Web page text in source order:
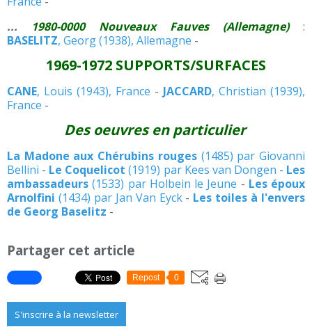
...
1980-0000 Nouveaux Fauves (Allemagne):
BASELITZ, Georg (1938), Allemagne -
1969-1972 SUPPORTS/SURFACES
CANE, Louis (1943), France - JACCARD, Christian (1939),
France -
Des oeuvres en particulier
La Madone aux Chérubins rouges(1485) par Giovanni
Bellini - Le Coquelicot (1919) par Kees van Dongen - Les
ambassadeurs(1533) par Holbein le Jeune - Les époux
Arnolfini (1434) par Jan Van Eyck- Les toiles à l'envers
de Georg Baselitz -
Partager cet article
Repost 0
S'inscrire à la newsletter